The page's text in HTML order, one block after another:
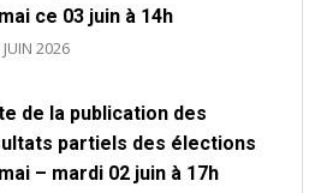
ce 03 juin à 14h
2026
de la publication des
partiels des élections
– mardi 02 juin à 17h